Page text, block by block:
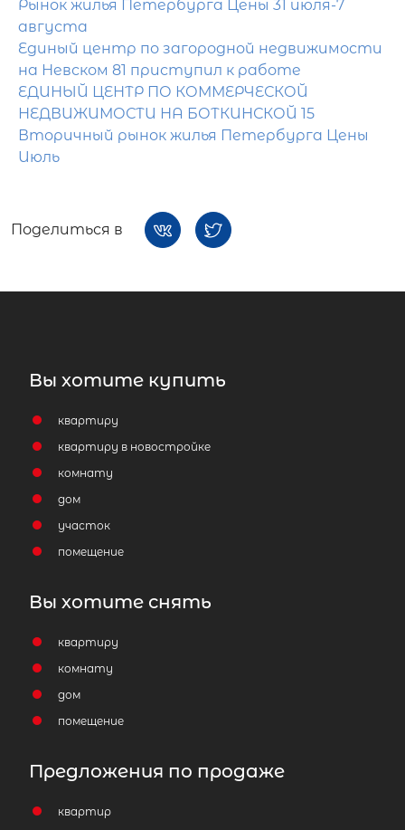
Рынок жилья Петербурга Цены 31 июля-7
августа
Единый центр по загородной недвижимости
на Невском 81 приступил к работе
ЕДИНЫЙ ЦЕНТР ПО КОММЕРЧЕСКОЙ
НЕДВИЖИМОСТИ НА БОТКИНСКОЙ 15
Вторичный рынок жилья Петербурга Цены
Июль
Поделиться в
Вы хотите купить
квартиру
квартиру в новостройке
комнату
дом
участок
помещение
Вы хотите снять
квартиру
комнату
дом
помещение
Предложения по продаже
квартир